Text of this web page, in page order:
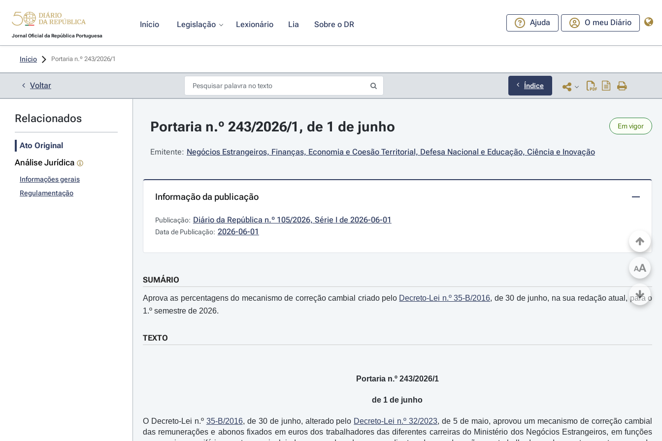
Jornal Oficial da República Portuguesa
Início Legislação Lexionário Lia Sobre o DR Ajuda O meu Diário
Início Portaria n.º 243/2026/1
Voltar Índice
Relacionados
Ato Original
Análise Jurídica
Informações gerais
Regulamentação
Portaria n.º 243/2026/1, de 1 de junho Em vigor
Emitente: Negócios Estrangeiros, Finanças, Economia e Coesão Territorial, Defesa Nacional e Educação, Ciência e Inovação
Informação da publicação
Publicação: Diário da República n.º 105/2026, Série I de 2026-06-01
Data de Publicação: 2026-06-01
SUMÁRIO
Aprova as percentagens do mecanismo de correção cambial criado pelo Decreto-Lei n.º 35-B/2016, de 30 de junho, na sua redação atual, para o
1.º semestre de 2026.
TEXTO
Portaria n.º 243/2026/1
de 1 de junho
O Decreto-Lei n.º 35-B/2016, de 30 de junho, alterado pelo Decreto-Lei n.º 32/2023, de 5 de maio, aprovou um mecanismo de correção cambial
das remunerações e abonos fixados em euros dos trabalhadores das diferentes carreiras do Ministério dos Negócios Estrangeiros, em funções
AA